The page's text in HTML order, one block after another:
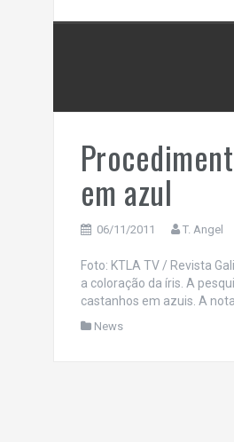
em azul
06/11/2011 T. Angel
Foto: KTLA TV / Revista
a coloração da íris. A
castanhos em azuis. A
News